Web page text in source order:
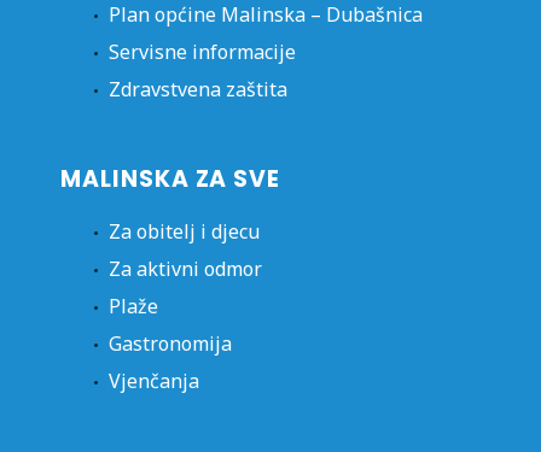
Plan općine Malinska – Dubašnica
Servisne informacije
Zdravstvena zaštita
MALINSKA ZA SVE
Za obitelj i djecu
Za aktivni odmor
Plaže
Gastronomija
Vjenčanja